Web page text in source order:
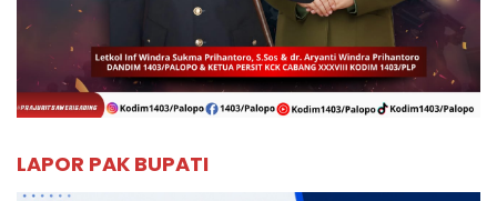
LAPOR PAK BUPATI